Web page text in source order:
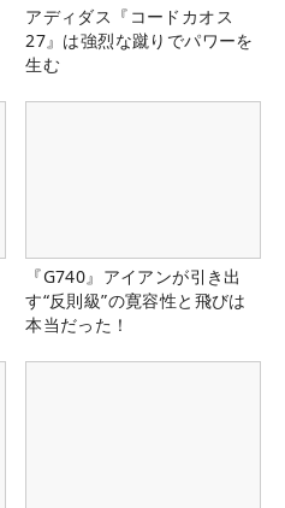
アディダス『コードカオス
27』は強烈な蹴りでパワーを
生む
『G740』アイアンが引き出
す“反則級”の寛容性と飛びは
本当だった！